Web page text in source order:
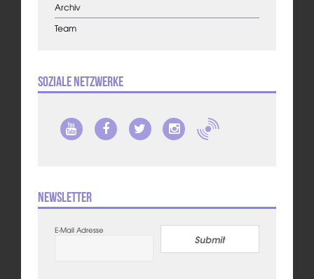
Archiv
Team
Soziale Netzwerke
Newsletter
E-Mail Adresse
Submit